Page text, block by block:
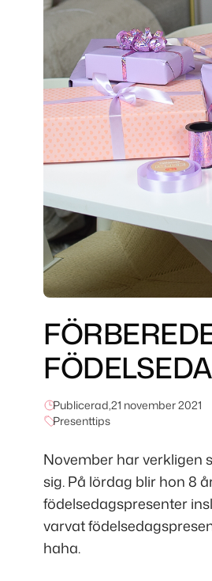
Publicerad,21 november 2021
Presenttips
November har verkligen
sig. På lördag blir hon 8
födelsedagspresenter
varvat
haha.